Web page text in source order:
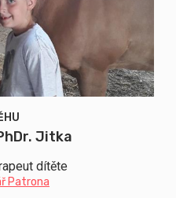
Jitka
dítěte
Patrona